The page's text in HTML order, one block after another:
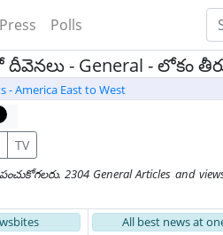
Press Polls
- General - లోకం
- America East to West
TV
2304 General Articles and views
All best news at